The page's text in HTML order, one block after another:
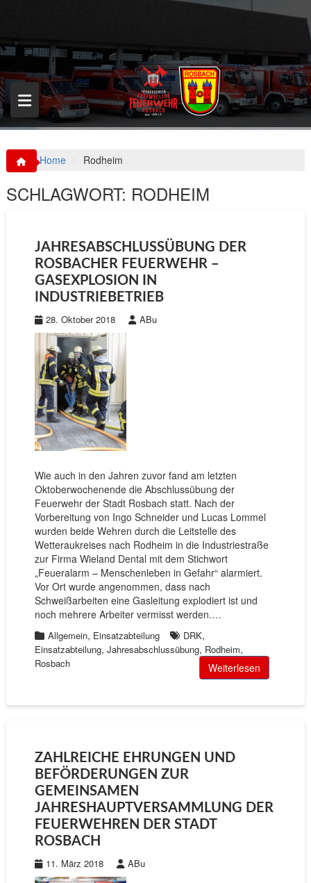
p
o
c
o
n
t
Home Rodheim
SCHLAGWORT: RODHEIM
JAHRESABSCHLUSSÜBUNG DER
ROSBACHER FEUERWEHR –
GASEXPLOSION IN
INDUSTRIEBETRIEB
28. Oktober 2018 ABu
Wie auch in den Jahren zuvor fand am letzten
Oktoberwochenende die Abschlussübung der
Feuerwehr der Stadt Rosbach statt. Nach der
Vorbereitung von Ingo Schneider und Lucas Lommel
wurden beide Wehren durch die Leitstelle des
Wetteraukreises nach Rodheim in die Industriestraße
zur Firma Wieland Dental mit dem Stichwort
„Feueralarm – Menschenleben in Gefahr“ alarmiert.
Vor Ort wurde angenommen, dass nach
Schweißarbeiten eine Gasleitung explodiert ist und
noch mehrere Arbeiter vermisst werden.…
Allgemein, Einsatzabteilung DRK,
Einsatzabteilung, Jahresabschlussübung, Rodheim,
Rosbach Weiterlesen
ZAHLREICHE EHRUNGEN UND
BEFÖRDERUNGEN ZUR
GEMEINSAMEN
JAHRESHAUPTVERSAMMLUNG DER
FEUERWEHREN DER STADT
ROSBACH
11. März 2018 ABu